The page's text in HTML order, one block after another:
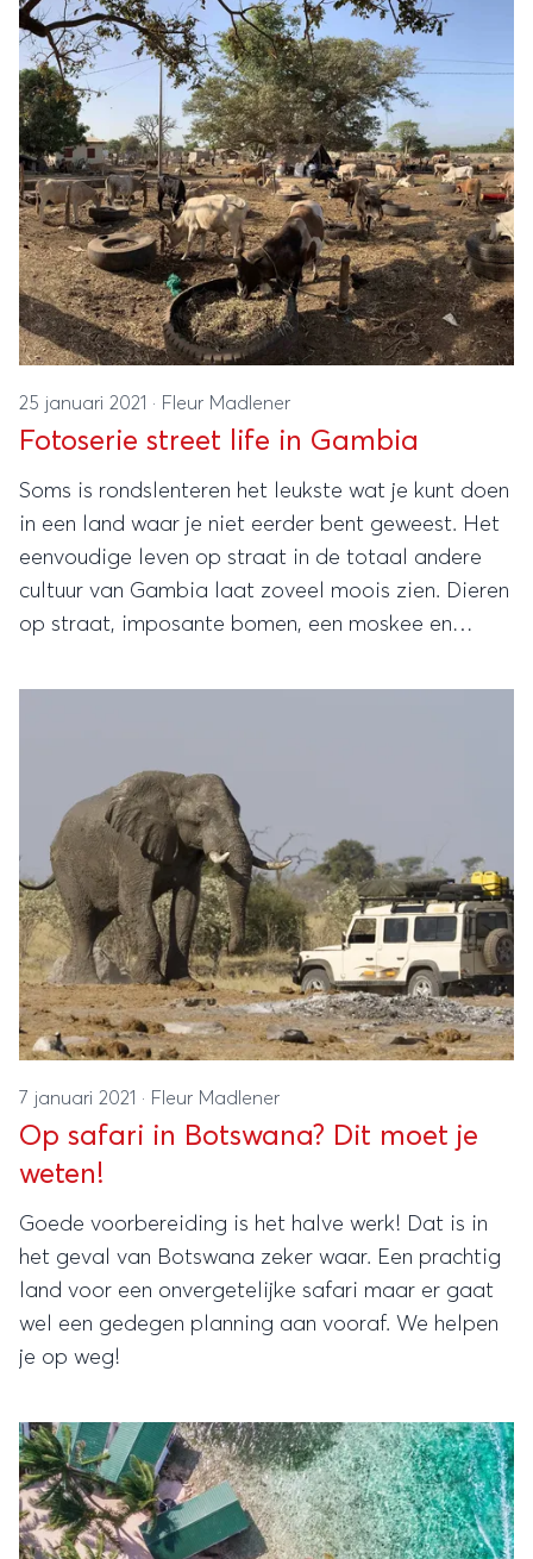
25 januari 2021 · Fleur Madlener
Fotoserie street life in Gambia
Soms is rondslenteren het leukste wat je kunt doen
in een land waar je niet eerder bent geweest. Het
eenvoudige leven op straat in de totaal andere
cultuur van Gambia laat zoveel moois zien. Dieren
op straat, imposante bomen, een moskee en
die een caleidoscopisch beeld geeft van het
7 januari 2021 · Fleur Madlener
Op safari in Botswana? Dit moet je
weten!
Goede voorbereiding is het halve werk! Dat is in
het geval van Botswana zeker waar. Een prachtig
land voor een onvergetelijke safari maar er gaat
wel een gedegen planning aan vooraf. We helpen
je op weg!